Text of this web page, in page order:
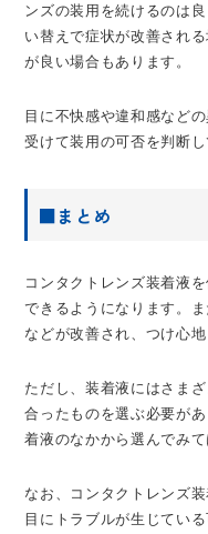
ンズの装用を続けるのは
い替えで症状が改善され
が良い場合もあります。
目に不快感や違和感など
受けて装用の可否を判断し
■まとめ
コンタクトレンズ装着液
できるようになります。
などが改善され、つけ心
ただし、装着液にはさま
合ったものを選ぶ必要が
着液のなかから選んでみて
なお、コンタクトレンズ
目にトラブルが生じてい